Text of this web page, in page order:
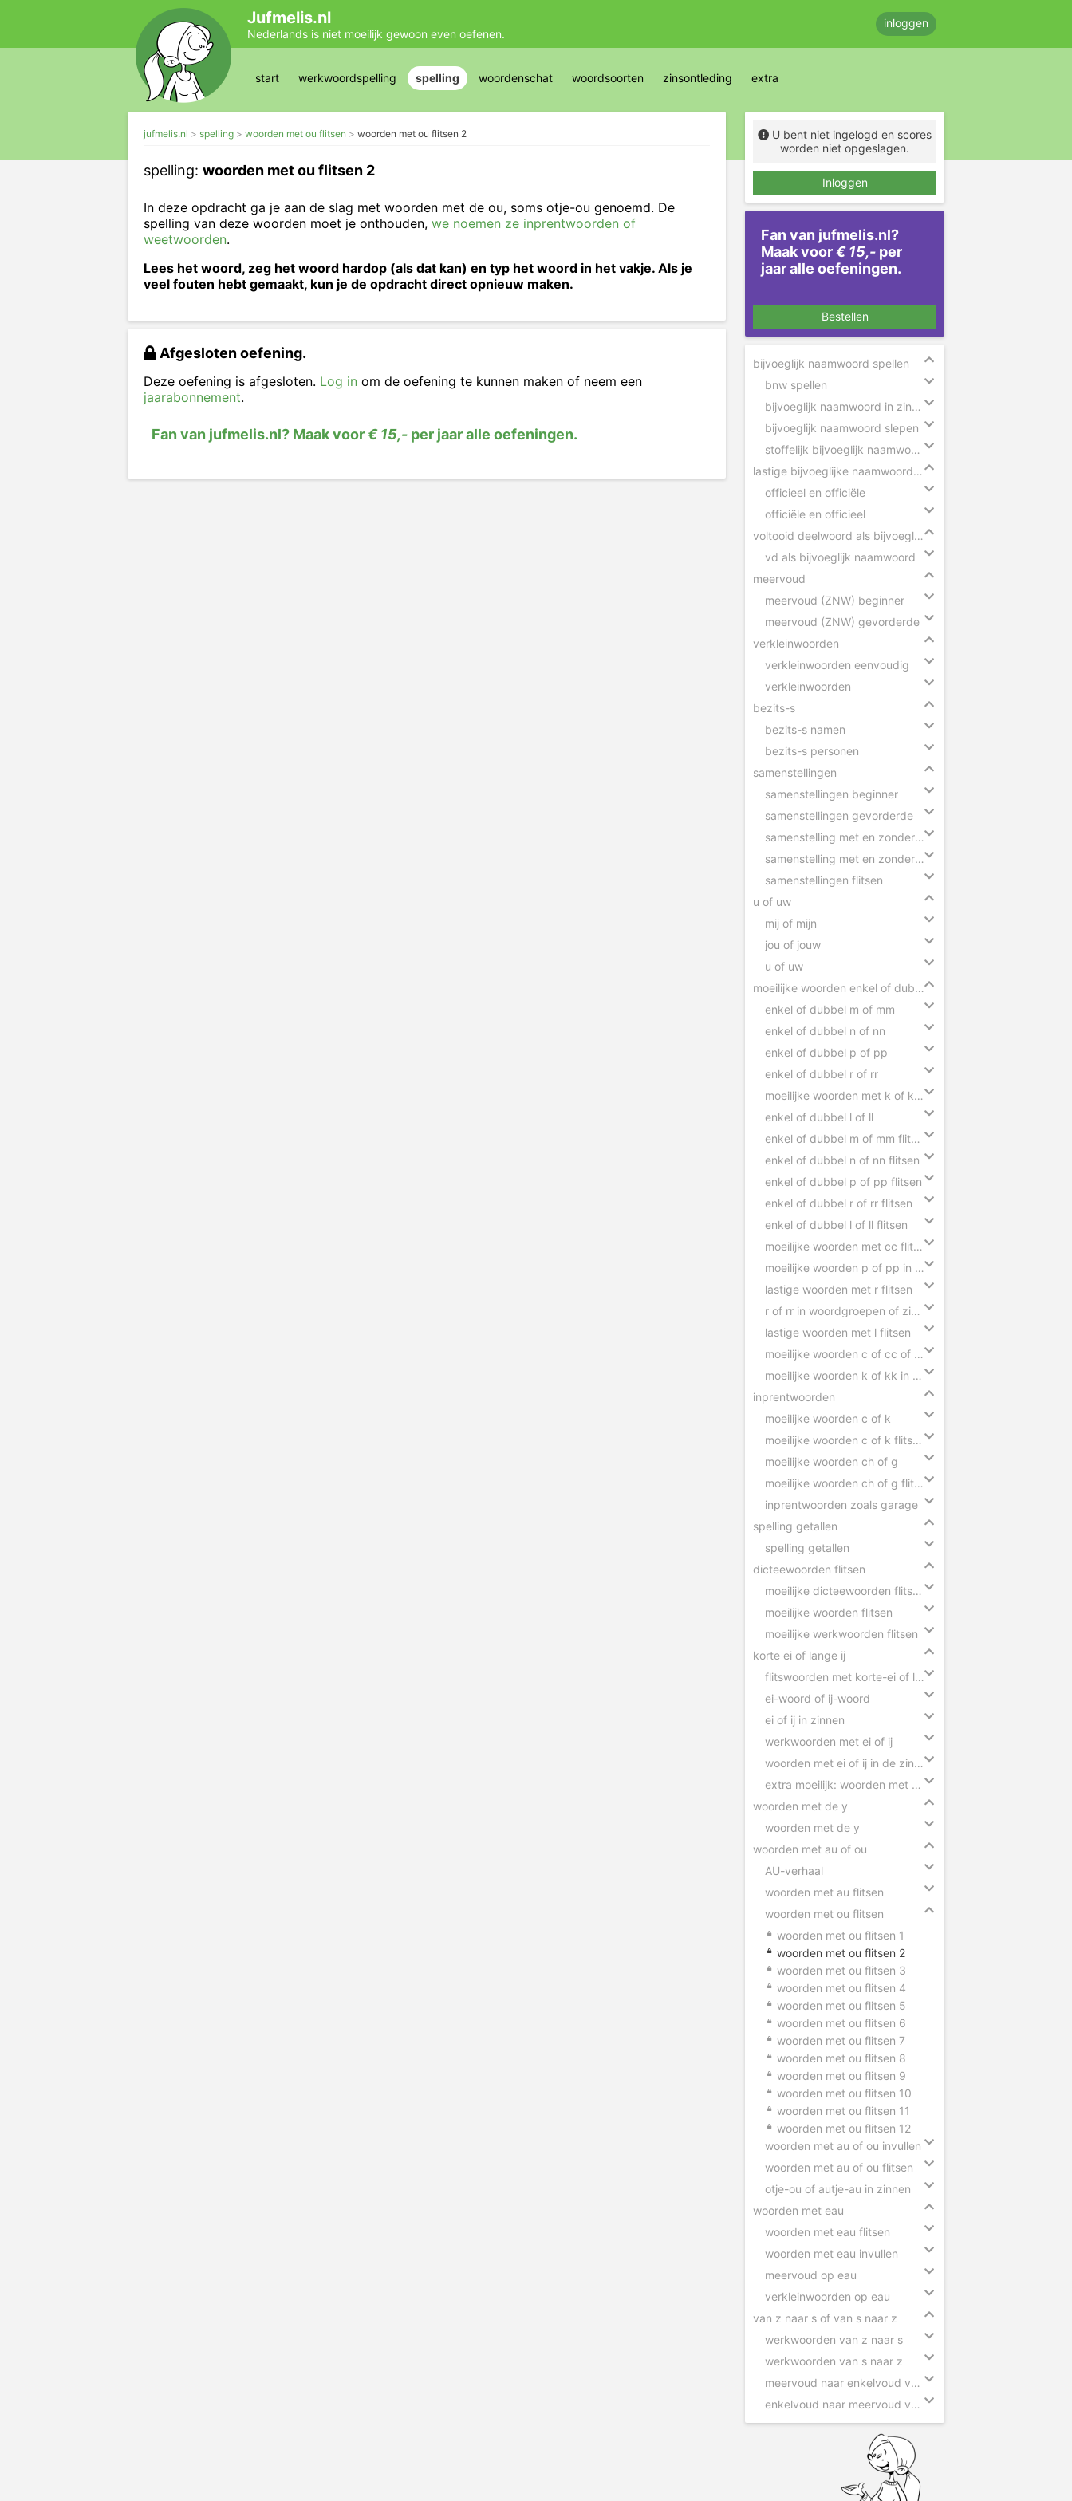
Jufmelis.nl
Nederlands is niet moeilijk gewoon even oefenen.
inloggen
start werkwoordspelling spelling woordenschat woordsoorten zinsontleding extra
jufmelis.nl spelling woorden met ou flitsen woorden met ou flitsen 2
spelling: woorden met ou flitsen 2
In deze opdracht ga je aan de slag met woorden met de ou, soms otje-ou genoemd. De
spelling van deze woorden moet je onthouden, we noemen ze inprentwoorden of
weetwoorden.
Lees het woord, zeg het woord hardop (als dat kan) en typ het woord in het vakje. Als je
veel fouten hebt gemaakt, kun je de opdracht direct opnieuw maken.
Afgesloten oefening.
Deze oefening is afgesloten. Log in om de oefening te kunnen maken of neem een
jaarabonnement.
Fan van jufmelis.nl? Maak voor€ 15,- per jaar alle oefeningen.
U bent niet ingelogd en scores
worden niet opgeslagen.
Inloggen
Fan van jufmelis.nl?
Maak voor€ 15,- per
jaar alle oefeningen.
Bestellen
bijvoeglijk naamwoord spellen
bnw spellen
bijvoeglijk naamwoord in zinnen
bijvoeglijk naamwoord slepen
stoffelijk bijvoeglijk naamwoord herkennen
lastige bijvoeglijke naamwoorden
officieel en officiële
officiële en officieel
voltooid deelwoord als bijvoeglijk naamwoord
vd als bijvoeglijk naamwoord
meervoud
meervoud (ZNW) beginner
meervoud (ZNW) gevorderde
verkleinwoorden
verkleinwoorden eenvoudig
verkleinwoorden
bezits-s
bezits-s namen
bezits-s personen
samenstellingen
samenstellingen beginner
samenstellingen gevorderde
samenstelling met en zonder tussen-s
samenstelling met en zonder koppelteken
samenstellingen flitsen
u of uw
mij of mijn
jou of jouw
u of uw
moeilijke woorden enkel of dubbel
enkel of dubbel m of mm
enkel of dubbel n of nn
enkel of dubbel p of pp
enkel of dubbel r of rr
moeilijke woorden met k of kk flitsen
enkel of dubbel l of ll
enkel of dubbel m of mm flitsen
enkel of dubbel n of nn flitsen
enkel of dubbel p of pp flitsen
enkel of dubbel r of rr flitsen
enkel of dubbel l of ll flitsen
moeilijke woorden met cc flitsen
moeilijke woorden p of pp in zinnen
lastige woorden met r flitsen
r of rr in woordgroepen of zinnen
lastige woorden met l flitsen
moeilijke woorden c of cc of ck in zinnen
moeilijke woorden k of kk in zinnen
inprentwoorden
moeilijke woorden c of k
moeilijke woorden c of k flitsen
moeilijke woorden ch of g
moeilijke woorden ch of g flitsen
inprentwoorden zoals garage
spelling getallen
spelling getallen
dicteewoorden flitsen
moeilijke dicteewoorden flitsen
moeilijke woorden flitsen
moeilijke werkwoorden flitsen
korte ei of lange ij
flitswoorden met korte-ei of lange-ij
ei-woord of ij-woord
ei of ij in zinnen
werkwoorden met ei of ij
woorden met ei of ij in de zin slepen
extra moeilijk: woorden met ei of ij
woorden met de y
woorden met de y
woorden met au of ou
AU-verhaal
woorden met au flitsen
woorden met ou flitsen
woorden met ou flitsen 1
woorden met ou flitsen 2
woorden met ou flitsen 3
woorden met ou flitsen 4
woorden met ou flitsen 5
woorden met ou flitsen 6
woorden met ou flitsen 7
woorden met ou flitsen 8
woorden met ou flitsen 9
woorden met ou flitsen 10
woorden met ou flitsen 11
woorden met ou flitsen 12
woorden met au of ou invullen
woorden met au of ou flitsen
otje-ou of autje-au in zinnen
woorden met eau
woorden met eau flitsen
woorden met eau invullen
meervoud op eau
verkleinwoorden op eau
van z naar s of van s naar z
werkwoorden van z naar s
werkwoorden van s naar z
meervoud naar enkelvoud van z naar s
enkelvoud naar meervoud van s naar z